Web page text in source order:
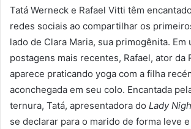
Tatá Werneck e Rafael Vitti têm
redes sociais ao compartilhar os
lado de Clara Maria, sua primogênita. Em
postagens mais recentes, Rafael, ator da
aparece praticando yoga com a filha
aconchegada em seu colo. Encantada
ternura, Tatá, apresentadora do Lady
se declarar para o marido de forma leve